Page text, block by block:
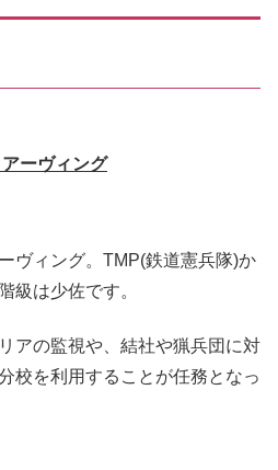
ーヴィング
ヴィング。TMP(鉄道憲兵隊)か
級は少佐です。
アの監視や、結社や猟兵団に対
校を利用することが任務となっ